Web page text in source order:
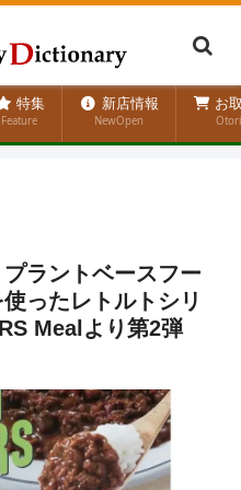
特集
Feature
新店情報
NewOpen
お
プラントベースフー
ったレトルトシリ
Mealより第2弾